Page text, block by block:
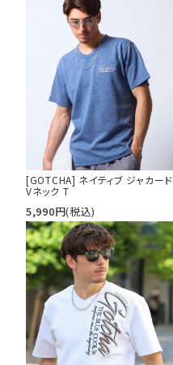
[GOTCHA] ネイティブ ジャカード
Vネック T
5,990円(税込)